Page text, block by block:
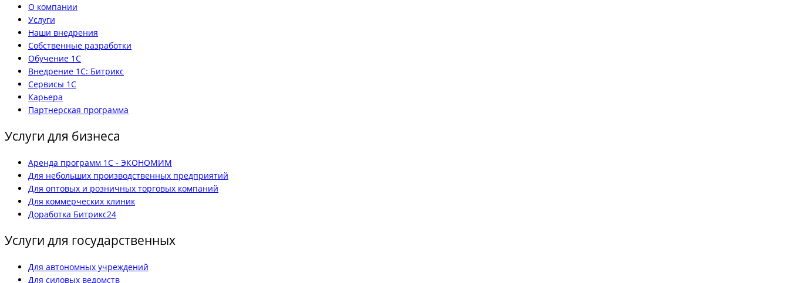
О компании
Услуги
Наши внедрения
Собственные разработки
Обучение 1С
Внедрение 1С: Битрикс
Сервисы 1С
Карьера
Партнерская программа
Услуги для бизнеса
Аренда программ 1С - ЭКОНОМИМ
Для небольших производственных предприятий
Для оптовых и розничных торговых компаний
Для коммерческих клиник
Доработка Битрикс24
Услуги для государственных
Для автономных учреждений
Для силовых ведомств